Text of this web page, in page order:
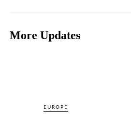
More Updates
EUROPE